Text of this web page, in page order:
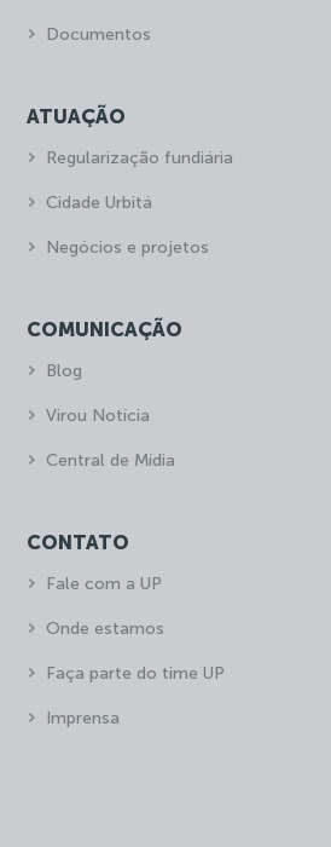
Documentos
ATUAÇÃO
Regularização fundiária
Cidade Urbitá
Negócios e projetos
COMUNICAÇÃO
Blog
Virou Notícia
Central de Mídia
CONTATO
Fale com a UP
Onde estamos
Faça parte do time UP
Imprensa